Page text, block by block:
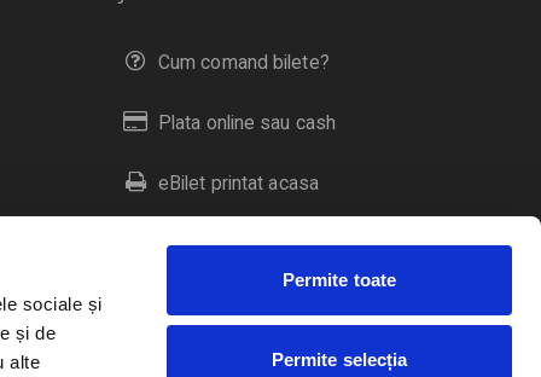
sociale și
și de
alte
Permite toate
Permite selecția
Cum comand bilete?
Plata online sau cash
eBilet printat acasa
Livrare prin curier
Duplicare bilete